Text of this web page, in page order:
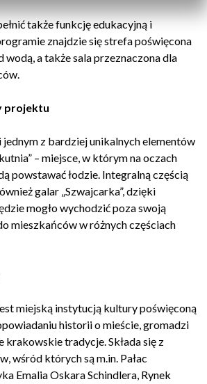
także funkcję edukacyjną i
znajdzie się strefa poświęcona
wodą, a także sala przeznaczona dla
projektu
jednym z bardziej unikalnych elementów
– miejsce, w którym na oczach
powstawać łodzie. Integralną częścią
galar „Szwajcarka”, dzięki
mogło wychodzić poza swoją
mieszkańców w różnych częściach
miejską instytucją kultury poświęconą
historii o mieście, gromadzi
krakowskie tradycje. Składa się z
wśród których są m.in. Pałac
Emalia Oskara Schindlera, Rynek